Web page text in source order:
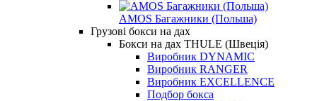
AMOS Багажники (Польша)
Грузові бокси на дах
Бокси на дах THULE (Швеція)
Виробник DYNAMIC
Виробник RANGER
Виробник EXCELLENCE
Подбор бокса